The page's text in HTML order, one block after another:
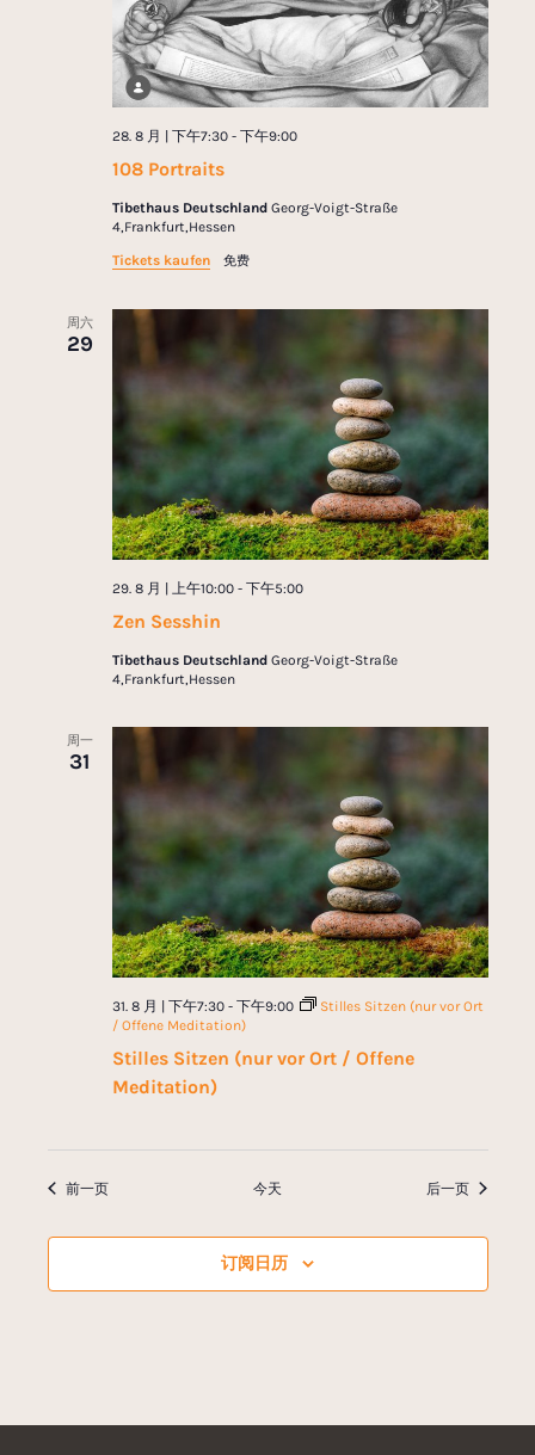
108 Portraits
28. 8 月 | 下午7:30- 下午9:00
Tibethaus Deutschland Georg-Voigt-Straße
4,Frankfurt,Hessen
Tickets kaufen
免费
周六
29
Zen Sesshin
29. 8 月 | 上午10:00- 下午5:00
Tibethaus Deutschland Georg-Voigt-Straße
4,Frankfurt,Hessen
周一
31
Stilles Sitzen (nur vor Ort / Offene
Meditation)
31. 8 月 | 下午7:30- 下午9:00
Stilles Sitzen (nur vor Ort
/ Offene Meditation)
前一页活动 今天 后一页活动
订阅日历